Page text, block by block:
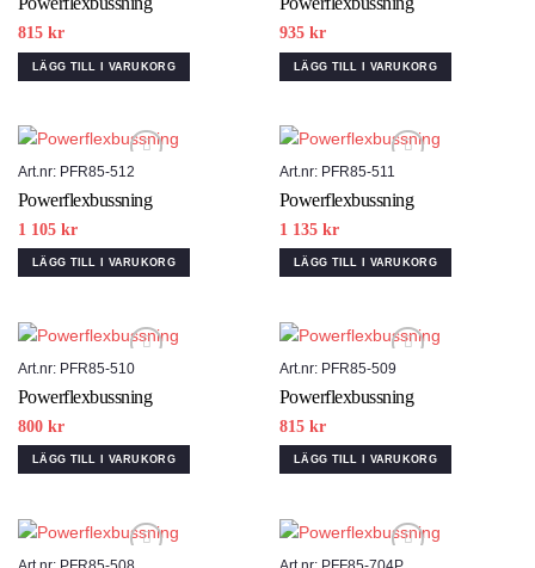
815 kr
LÄGG TILL I VARUKORG
935 kr
LÄGG TILL I VARUKORG
Art.nr: PFR85-512
Powerflexbussning
1 105 kr
LÄGG TILL I VARUKORG
Art.nr: PFR85-511
Powerflexbussning
1 135 kr
LÄGG TILL I VARUKORG
Art.nr: PFR85-510
Powerflexbussning
800 kr
LÄGG TILL I VARUKORG
Art.nr: PFR85-509
Powerflexbussning
815 kr
LÄGG TILL I VARUKORG